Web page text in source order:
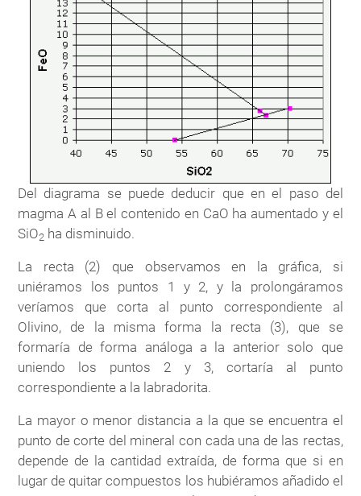
Del diagrama se puede deducir que en el paso del
magma A al B el contenido en CaO ha aumentado y el
SiO2 ha disminuido.
La recta (2) que observamos en la gráfica, si
uniéramos los puntos 1 y 2, y la prolongáramos
veríamos que corta al punto correspondiente al
Olivino, de la misma forma la recta (3), que se
formaría de forma análoga a la anterior solo que
uniendo los puntos 2 y 3, cortaría al punto
correspondiente a la labradorita.
La mayor o menor distancia a la que se encuentra el
punto de corte del mineral con cada una de las rectas,
depende de la cantidad extraída, de forma que si en
lugar de quitar compuestos los hubiéramos añadido el